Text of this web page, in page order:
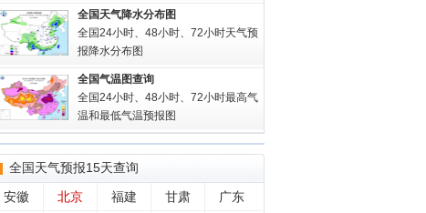
全国天气降水分布图
全国24小时、48小时、72小时天气预
报降水分布图
全国气温图查询
全国24小时、48小时、72小时最高气
温和最低气温预报图
全国天气预报15天查询
安徽
北京 福建 甘肃
广东